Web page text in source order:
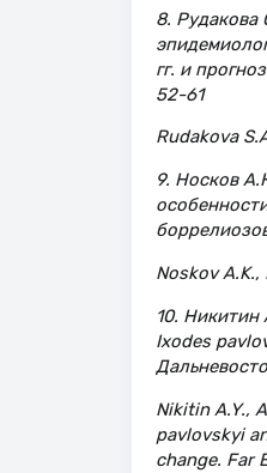
8. Рудакова
гг. и
52-61
Rudakova
9. Носков
Noskov A.K.,
10.
Ixodes
Nikitin A.Y.,
pavlovskyi
change. Far